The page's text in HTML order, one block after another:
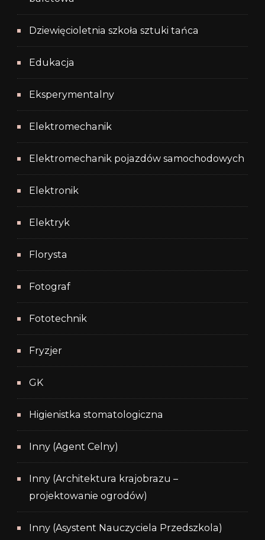
Dziewięcioletnia szkoła sztuki tańca
Edukacja
Eksperymentalny
Elektromechanik
Elektromechanik pojazdów samochodowych
Elektronik
Elektryk
Florysta
Fotograf
Fototechnik
Fryzjer
GK
Higienistka stomatologiczna
Inny (Agent Celny)
Inny (Architektura krajobrazu –
projektowanie ogrodów)
Inny (Asystent Nauczyciela Przedszkola)